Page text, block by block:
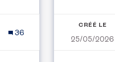
CITOYENNE SUR
36
CRÉÉ LE
25/05/2026